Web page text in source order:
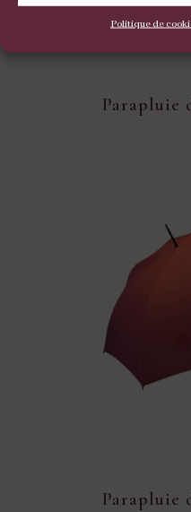
Politique de
Parapluie
Parapluie